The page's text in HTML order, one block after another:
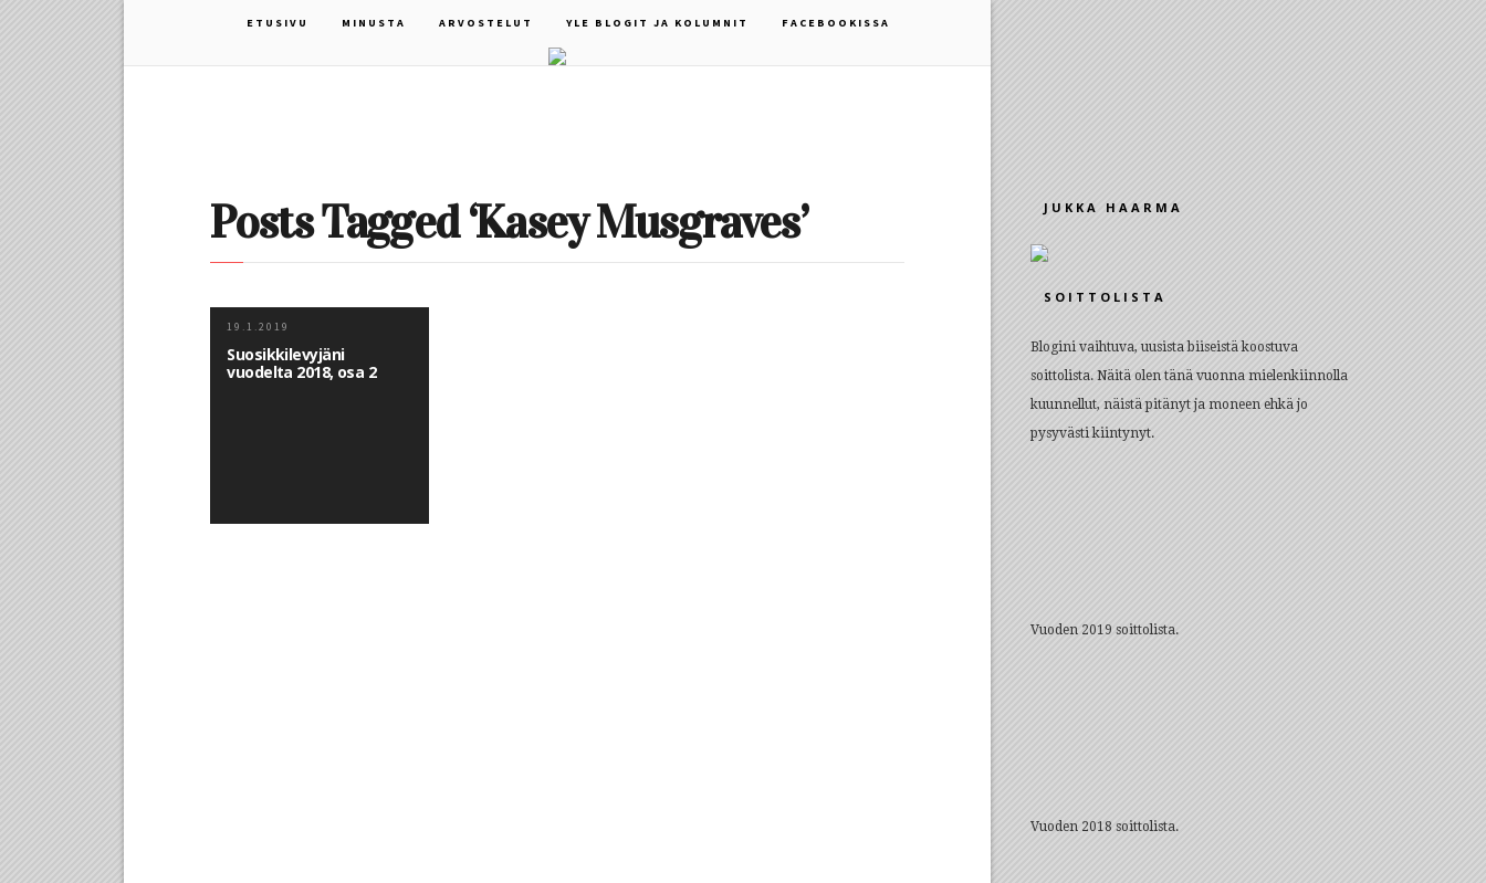
ETUSIVU MINUSTA ARVOSTELUT YLE BLOGIT JA KOLUMNIT FACEBOOKISSA
Posts Tagged ‘Kasey Musgraves’
19.1.2019
Suosikkilevyjäni
vuodelta 2018, osa 2
JUKKA HAARMA
SOITTOLISTA
Blogini vaihtuva, uusista biiseistä koostuva
soittolista. Näitä olen tänä vuonna mielenkiinnolla
kuunnellut, näistä pitänyt ja moneen ehkä jo
pysyvästi kiintynyt.
Vuoden 2019 soittolista.
Vuoden 2018 soittolista.